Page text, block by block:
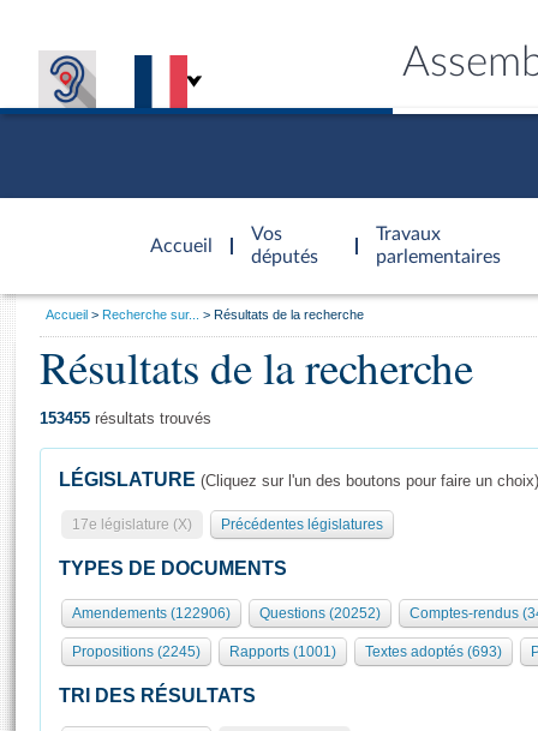
Accueil
d'accueil
Vos
députés
Travaux
parlementaires
Présidence
577 députés
Groupes politiques
Séance publique
Commissions et autres organes
Europe et International
Général
Rôle et pouvoirs de l'Assemblée
Organisation de l'Assemblée
Présidence Conférence des Présidents Bureau Collège des
Visiter l'Assemblée
Visite virtuelle du palais Bourbon
Assister à une séance
Vous
Accueil Recherche sur... Résultats de la recherche
Résultats de la recherche
153455 résultats trouvés
LÉGISLATURE (Cliquez sur l'un des boutons pour faire un choix)
17e législature (X) Précédentes législatures
TYPES DE DOCUMENTS
Amendements (122906) Questions (20252) Comptes-rendus
Propositions (2245) Rapports (1001) Textes adoptés (693)
TRI DES RÉSULTATS